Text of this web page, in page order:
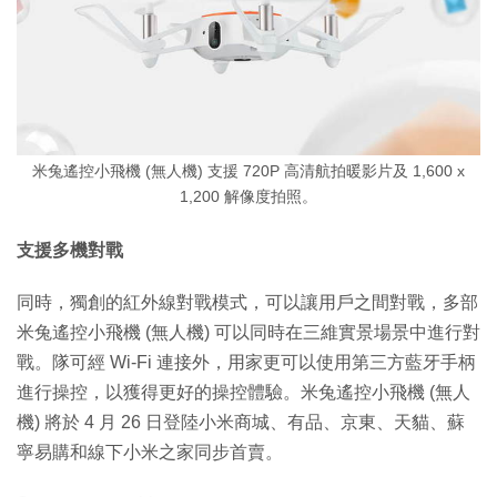
米兔遙控小飛機 (無人機) 支援 720P 高清航拍暖影片及 1,600 x
1,200 解像度拍照。
支援多機對戰
同時，獨創的紅外線對戰模式，可以讓用戶之間對戰，多部
米兔遙控小飛機 (無人機) 可以同時在三維實景場景中進行對
戰。隊可經 Wi-Fi 連接外，用家更可以使用第三方藍牙手柄
進行操控，以獲得更好的操控體驗。米兔遙控小飛機 (無人
機) 將於 4 月 26 日登陸小米商城、有品、京東、天貓、蘇
寧易購和線下小米之家同步首賣。